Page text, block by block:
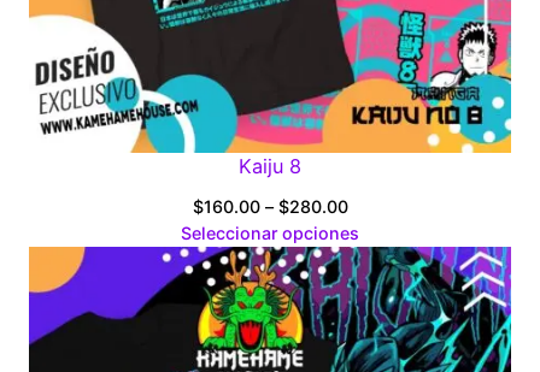
Kaiju 8
$160.00 – $280.00Price
range:
$160.00
through
$280.00
Seleccionar opciones